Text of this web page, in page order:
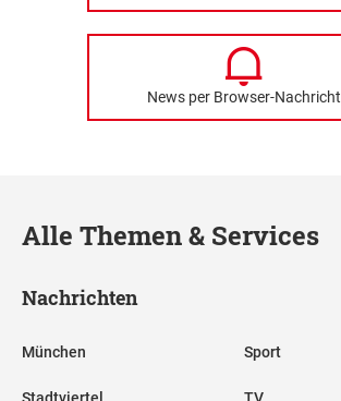
News per Browser-Nachricht
Alle Themen & Services
Nachrichten
München Sport